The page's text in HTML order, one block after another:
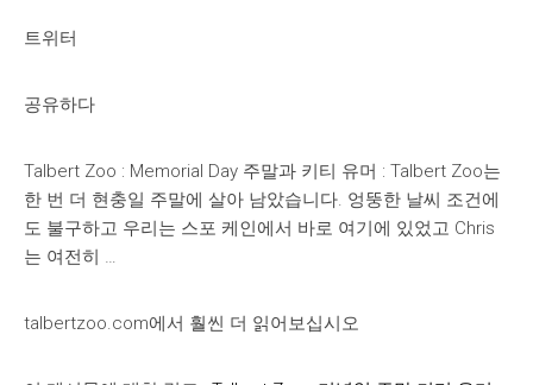
트위터
공유하다
Talbert Zoo : Memorial Day 주말과 키티 유머 : Talbert Zoo는
한 번 더 현충일 주말에 살아 남았습니다. 엉뚱한 날씨 조건에
도 불구하고 우리는 스포 케인에서 바로 여기에 있었고 Chris
는 여전히 …
talbertzoo.com에서 훨씬 더 읽어보십시오